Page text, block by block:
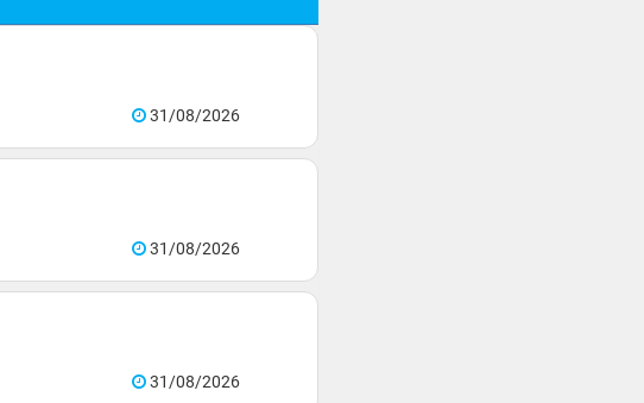
31/08/2026
31/08/2026
31/08/2026